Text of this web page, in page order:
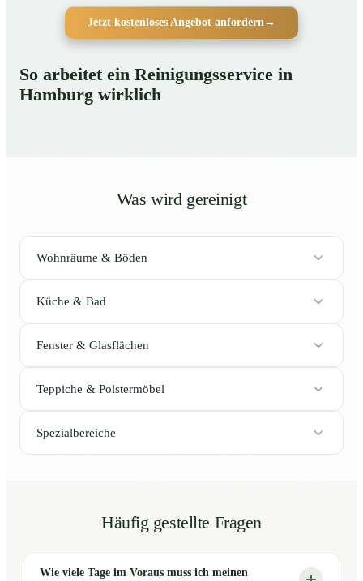
Jetzt kostenloses Angebot anfordern→
So arbeitet ein Reinigungsservice in
Hamburg wirklich
Was wird gereinigt
Wohnräume & Böden
Küche & Bad
Fenster & Glasflächen
Teppiche & Polstermöbel
Spezialbereiche
Häufig gestellte Fragen
Wie viele Tage im Voraus muss ich meinen